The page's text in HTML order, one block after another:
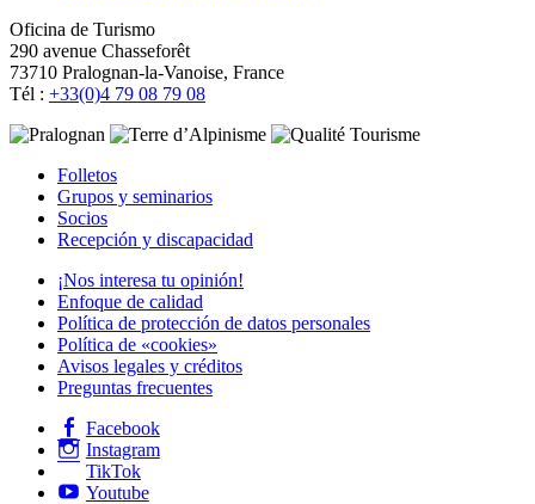
Oficina de Turismo
290 avenue Chasseforêt
73710 Pralognan-la-Vanoise, France
Tél : +33(0)4 79 08 79 08
Folletos
Grupos y seminarios
Socios
Recepción y discapacidad
¡Nos interesa tu opinión!
Enfoque de calidad
Política de protección de datos personales
Política de «cookies»
Avisos legales y créditos
Preguntas frecuentes
Facebook
Instagram
TikTok
Youtube